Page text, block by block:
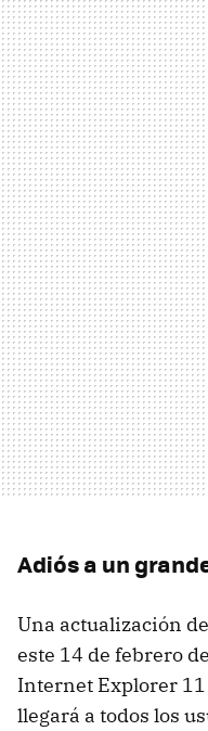
Adiós a un
Una actualización
este 14 de febrero
Internet Explorer
llegará a todos los